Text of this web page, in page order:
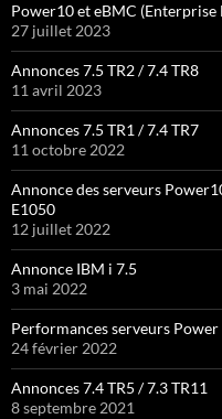
Power10 et eBMC
27 juillet 2023
Annonces 7.5 TR2 / 7.4 TR8
11 avril 2023
Annonces 7.5 TR1 / 7.4 TR7
11 octobre 2022
Annonce des serveurs
E1050
12 juillet 2022
Annonce IBM i 7.5
3 mai 2022
Performances serveurs
24 février 2022
Annonces 7.4 TR5 / 7.3 TR11
8 septembre 2021